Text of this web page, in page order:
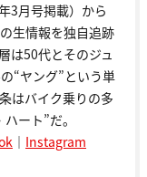
3月号掲載）から
生情報を独自追跡
は50代とそのジュ
“ヤング”という単
はバイク乗りの多
ート”だ。
｜ Instagram